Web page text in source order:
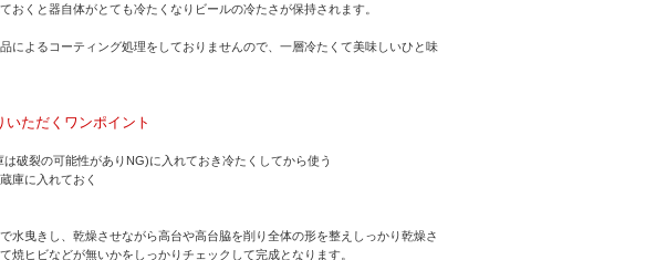
くと器自体がとても冷たくなりビールの冷たさが保持されます。
によるコーティング処理をしておりませんので、一層冷たくて美味しいひと味
ただくワンポイント
破裂の可能性がありNG)に入れておき冷たくしてから使う
庫に入れておく
水曳きし、乾燥させながら高台や高台脇を削り全体の形を整えしっかり乾燥さ
ヒビなどが無いかをしっかりチェックして完成となります。